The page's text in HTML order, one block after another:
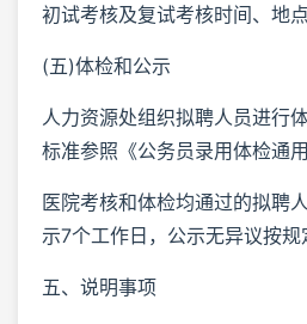
初试考核及复试考核时间、地点
(五)体检和公示
人力资源处组织拟聘人员进行
标准参照《公务员录用体检通
医院考核和体检均通过的拟聘
示7个工作日，公示无异议按规
五、说明事项